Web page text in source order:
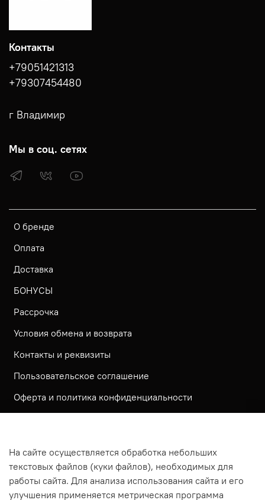
О бренде
Оплата
Доставка
БОНУСЫ
Рассрочка
Условия обмена и возврата
Контакты и реквизиты
Пользовательское соглашение
Оферта и политика конфиденциальности
Согласие посетителя сайта на обработку
персональных данных
На сайте используется метрическая система ЯНДЕКС
Контакты
+79051421313
+79307454480
г Владимир
Мы в соц. сетях
На сайте осуществляется обработка небольших
текстовых файлов (куки файлов), необходимых для
работы сайта. Для анализа использования сайта и его
улучшения применяется метрическая программа